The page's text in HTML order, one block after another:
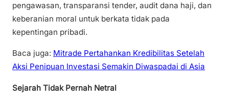
pengawasan, transparansi tender, audit dana haji, dan
keberanian moral untuk berkata tidak pada
kepentingan pribadi.
Baca juga: Mitrade Pertahankan Kredibilitas Setelah
Aksi Penipuan Investasi Semakin Diwaspadai di Asia
Sejarah Tidak Pernah Netral